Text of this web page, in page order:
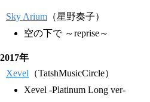
Sky Arium （星野奏子）
空の下で ～reprise～
2017年
Xevel （TatshMusicCircle）
Xevel -Platinum Long ver-